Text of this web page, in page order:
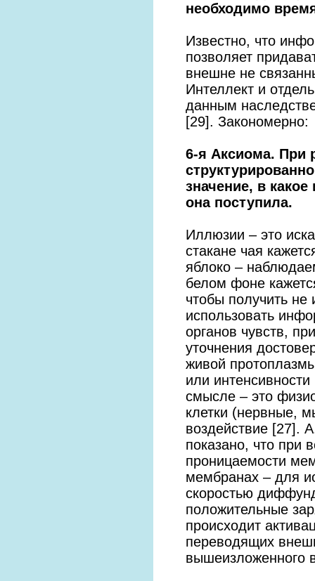
необходимо
Известно, что
позволяет
внешне не
Интеллект и
данным
[29]. Закономерно:
6-я Аксиома. При
значение, в
она поступила.
Иллюзии – это
стакане чая
яблоко –
белом фоне
чтобы получить
использовать
органов чувств,
уточнения
живой
или
смысле – это
клетки (нервные,
воздействие [27].
показано, что при
проницаемости
мембранах – для
скоростью
положительные
происходит
переводящих
вышеизложенного